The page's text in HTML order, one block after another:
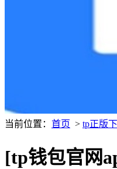
当前位置： 首页 > tp正版
[tp钱包官网